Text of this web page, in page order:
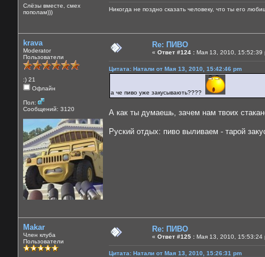
Слёзы вместе, смех
пополам)))
Никогда не поздно сказать человеку, что ты его
krava
Moderator
Пользователи
:) 21
Офлайн
Пол:
Сообщений: 3120
Re: ПИВО
« Ответ #124 : Мая 13, 2010, 15:52:39
Цитата: Натали от Мая 13, 2010, 15:42:46 pm
а че пиво уже закусывають????
А как ты думаешь, зачем нам твоих
Руский отдых: пиво выливаем - тарой
Makar
Член клуба
Пользователи
Re: ПИВО
« Ответ #125 : Мая 13, 2010, 15:53:24
Цитата: Натали от Мая 13, 2010, 15:26:31 pm